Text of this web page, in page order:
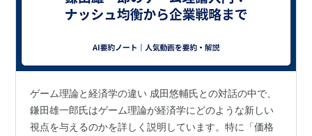
ゲーム理論と経済学の違い 成田悠輔氏との対話の中で、
鎌田雄一郎氏はゲーム理論が経済学にどのような新しい
視点を与えるのかを詳しく説明しています。特に「価格